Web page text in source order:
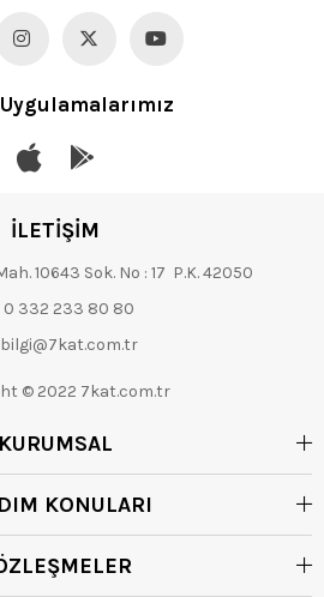
İLETİŞİM
10643 Sok. No : 17 P.K. 42050
0 332 233 80 80
bilgi@7kat.com.tr
© 2022 7kat.com.tr
KURUMSAL
KONULARI